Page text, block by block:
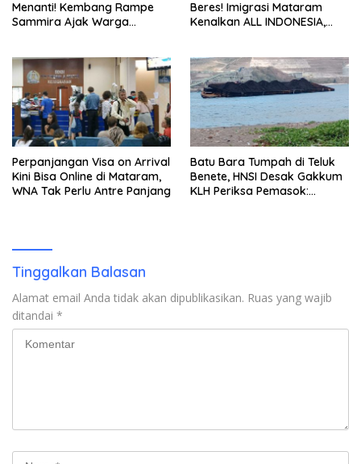
Menanti! Kembang Rampe
Sammira Ajak Warga
Beres! Imigrasi Mataram
Kenalkan ALL INDONESIA,
Internasional
Perpanjangan Visa on Arrival
Kini Bisa Online di Mataram,
WNA Tak Perlu Antre Panjang
Batu Bara Tumpah di Teluk
Benete, HNSI Desak Gakkum
KLH Periksa Pemasok:
Tinggalkan Balasan
Alamat email Anda tidak akan dipublikasikan. Ruas yang wajib
ditandai *